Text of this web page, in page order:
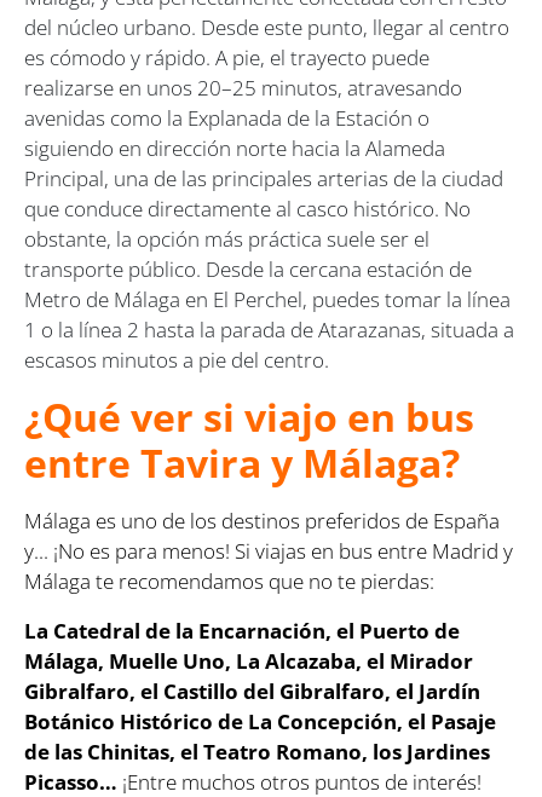
del núcleo urbano. Desde este punto, llegar al centro
es cómodo y rápido. A pie, el trayecto puede
realizarse en unos 20–25 minutos, atravesando
avenidas como la Explanada de la Estación o
siguiendo en dirección norte hacia la Alameda
Principal, una de las principales arterias de la ciudad
que conduce directamente al casco histórico. No
obstante, la opción más práctica suele ser el
transporte público. Desde la cercana estación de
Metro de Málaga en El Perchel, puedes tomar la línea
1 o la línea 2 hasta la parada de Atarazanas, situada a
escasos minutos a pie del centro.
¿Qué ver si viajo en bus
entre Tavira y Málaga?
Málaga es uno de los destinos preferidos de España
y... ¡No es para menos! Si viajas en bus entre Madrid y
Málaga te recomendamos que no te pierdas:
La Catedral de la Encarnación, el Puerto de
Málaga, Muelle Uno, La Alcazaba, el Mirador
Gibralfaro, el Castillo del Gibralfaro, el Jardín
Botánico Histórico de La Concepción, el Pasaje
de las Chinitas, el Teatro Romano, los Jardines
Picasso… ¡Entre muchos otros puntos de interés!